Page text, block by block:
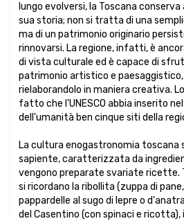
lungo evolversi, la Toscana
sua storia; non si tratta di una
ma di un patrimonio originario
rinnovarsi. La regione, infatti, è
di vista culturale ed è capace di
patrimonio artistico e paesaggistico,
rielaborandolo in maniera creativa.
fatto che l'UNESCO abbia inserito
dell'umanità ben cinque siti della
La cultura enogastronomia toscana
sapiente, caratterizzata da
vengono preparate svariate ricette.
si ricordano la ribollita (zuppa di
pappardelle al sugo di lepre o
del Casentino (con spinaci e ricotta),